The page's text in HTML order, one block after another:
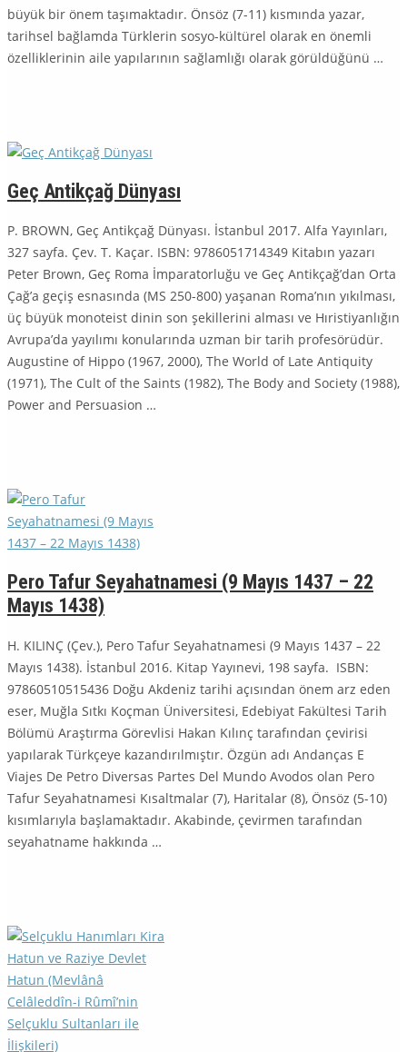
büyük bir önem taşımaktadır. Önsöz (7-11) kısmında yazar,
tarihsel bağlamda Türklerin sosyo-kültürel olarak en önemli
özelliklerinin aile yapılarının sağlamlığı olarak görüldüğünü …
Geç Antikçağ Dünyası
P. BROWN, Geç Antikçağ Dünyası. İstanbul 2017. Alfa Yayınları,
327 sayfa. Çev. T. Kaçar. ISBN: 9786051714349 Kitabın yazarı
Peter Brown, Geç Roma İmparatorluğu ve Geç Antikçağ’dan Or­ta
Çağ’a geçiş esnasında (MS 250-800) yaşanan Roma’nın yıkılması,
üç bü­yük monoteist dinin son şekillerini alması ve Hıristiyanlığın
Avrupa’da yayılımı konularında uzman bir tarih profesörüdür.
Augustine of Hippo (1967, 2000), The World of Late Antiquity
(1971), The Cult of the Saints (1982), The Body and Society (1988),
Power and Persuasion …
Pero Tafur Seyahatnamesi (9 Mayıs 1437 – 22
Mayıs 1438)
H. KILINÇ (Çev.), Pero Tafur Seyahatnamesi (9 Mayıs 1437 – 22
Mayıs 1438). İstanbul 2016. Kitap Yayınevi, 198 sayfa. ISBN:
97860510515436 Doğu Akdeniz tarihi açısından önem arz eden
eser, Muğla Sıtkı Koçman Üni­versitesi, Edebiyat Fakültesi Tarih
Bölümü Araştırma Görevlisi Hakan Kılınç tarafından çevirisi
yapılarak Türkçeye kazandırılmıştır. Özgün adı Andanças E
Viajes De Petro Diversas Partes Del Mundo Avodos olan Pero
Tafur Seyahat­namesi Kısaltmalar (7), Haritalar (8), Önsöz (5-10)
kısımlarıyla başlamaktadır. Akabinde, çevirmen tarafından
seyahatname hakkında …